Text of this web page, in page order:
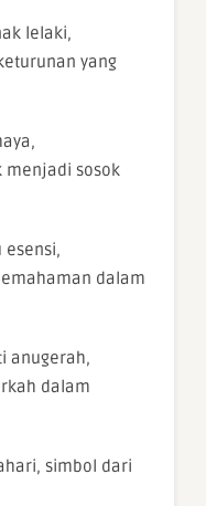
lelaki,
yang
menjadi sosok
esensi,
dalam
anugerah,
dalam
simbol dari